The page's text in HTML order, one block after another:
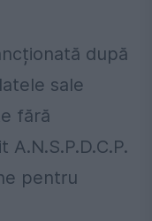
după
sale
fără
pentru